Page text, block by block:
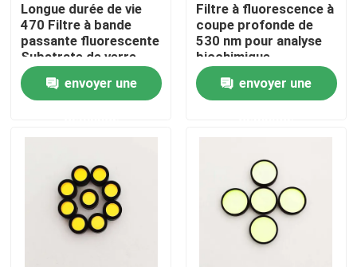
Contact
Demande de soumission
Filtre à bande passante à fluorescence
Filtre à bande passante IR
Longue durée de vie
470 Filtre à bande
passante fluorescente
Substrate de verre
optique transparent
envoyer une
Filtre à fluorescence à
coupe profonde de
530 nm pour analyse
biochimique
envoyer une